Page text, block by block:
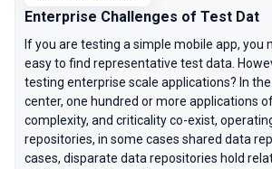
Enterprise Challenges of Test Dat
If you are testing a simple mobile app, you
easy to find representative test data.
testing enterprise scale applications? In
center, one hundred or more applications
complexity, and criticality co-exist,
repositories, in some cases shared data
cases, disparate data repositories hold